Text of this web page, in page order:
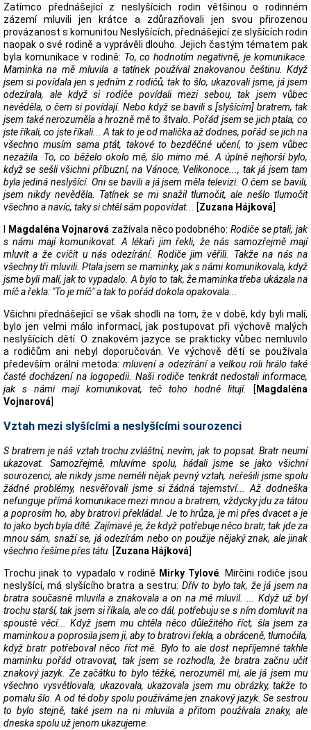
Zatímco přednášející z neslyšících rodin většinou o rodinném
zázemí mluvili jen krátce a zdůrazňovali jen svou přirozenou
provázanost s komunitou Neslyšících, přednášející ze slyšících rodin
naopak o své rodině a vyprávěli dlouho. Jejich častým tématem pak
byla komunikace v rodině: To, co hodnotím negativně, je komunikace.
Maminka na mě mluvila a tatínek používal znakovanou češtinu. Když
jsem si povídala jen s jedním z rodičů, tak to šlo, ukazovali jsme, já jsem
odezírala, ale když si rodiče povídali mezi sebou, tak jsem vůbec
nevěděla, o čem si povídají. Nebo když se bavili s [slyšícím] bratrem, tak
jsem také nerozuměla a hrozně mě to štvalo. Pořád jsem se jich ptala, co
jste říkali, co jste říkali... A tak to je od malička až dodnes, pořád se jich na
všechno musím sama ptát, takové to bezděčné učení, to jsem vůbec
nezažila. To, co běželo okolo mě, šlo mimo mě. A úplně nejhorší bylo,
když se sešli všichni příbuzní, na Vánoce, Velikonoce..., tak já jsem tam
byla jediná neslyšící. Oni se bavili a já jsem měla televizi. O čem se bavili,
jsem nikdy nevěděla. Tatínek se mi snažil tlumočit, ale nešlo tlumočit
všechno a navíc, taky si chtěl sám popovídat...
[Zuzana Hájková]
I Magdaléna Vojnarová zažívala něco podobného:Rodiče se ptali, jak
s námi mají komunikovat. A lékaři jim řekli, že nás samozřejmě mají
mluvit a že cvičit u nás odezírání. Rodiče jim věřili. Takže na nás na
všechny tři mluvili. Ptala jsem se maminky, jak s námi komunikovala, když
jsme byli malí, jak to vypadalo. A bylo to tak, že maminka třeba ukázala na
míč a řekla: "To je míč" a tak to pořád dokola opakovala...
Všichni přednášející se však shodli na tom, že v době, kdy byli malí,
bylo jen velmi málo informací, jak postupovat při výchově malých
neslyšících dětí. O znakovém jazyce se prakticky vůbec nemluvilo
a rodičům ani nebyl doporučován. Ve výchově dětí se používala
především orální metoda:mluvení a odezírání a velkou roli hrálo také
časté docházení na logopedii. Naši rodiče tenkrát nedostali informace,
jak s námi mají komunikovat, teč toho hodně litují.
[Magdaléna
Vojnarová]
Vztah mezi slyšícími a neslyšícími sourozenci
S bratrem je náš vztah trochu zvláštní, nevím, jak to popsat. Bratr neumí
ukazovat. Samozřejmě, mluvíme spolu, hádali jsme se jako všichni
sourozenci, ale nikdy jsme neměli nějak pevný vztah, neřešili jsme spolu
žádné problémy, nesvěřovali jsme si žádná tajemství... Až dodneška
nefunguje přímá komunikace mezi mnou a bratrem, vždycky jdu za tátou
a poprosím ho, aby bratrovi překládal. Je to hrůza, je mi přes dvacet a je
to jako bych byla dítě. Zajímavé je, že když potřebuje něco bratr, tak jde za
mnou sám, snaží se, já odezírám nebo on použije nějaký znak, ale jinak
všechno řešíme přes tátu. [Zuzana Hájková]
Trochu jinak to vypadalo v rodině Mirky Tylové. Mirčini rodiče jsou
neslyšící, má slyšícího bratra a sestru: Dřív to bylo tak, že já jsem na
bratra současně mluvila a znakovala a on na mě mluvil. ... Když už byl
trochu starší, tak jsem si říkala, ale co dál, potřebuju se s ním domluvit na
spoustě věcí... Když jsem mu chtěla něco důležitého říct, šla jsem za
maminkou a poprosila jsem ji, aby to bratrovi řekla, a obráceně, tlumočila,
když bratr potřeboval něco říct mě. Bylo to ale dost nepříjemné takhle
maminku pořád otravovat, tak jsem se rozhodla, že bratra začnu učit
znakový jazyk. Ze začátku to bylo těžké, nerozuměl mi, ale já jsem mu
všechno vysvětlovala, ukazovala, ukazovala jsem mu obrázky, takže to
pomalu šlo. A od té doby spolu používáme jen znakový jazyk. Se sestrou
to bylo stejně, také jsem na ni mluvila a přitom používala znaky, ale
dneska spolu už jenom ukazujeme.